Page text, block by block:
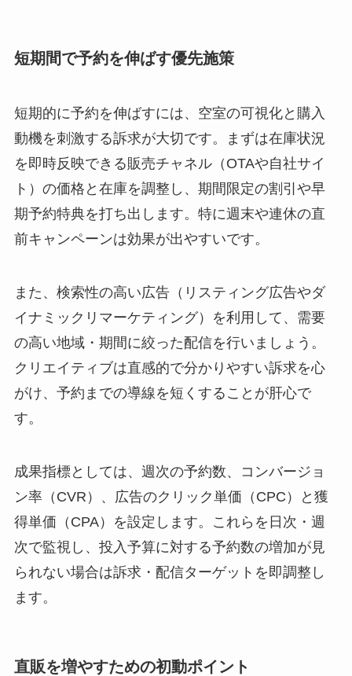
短期間で予約を伸ばす優先施策
短期的に予約を伸ばすには、空室の可視化と購入
動機を刺激する訴求が大切です。まずは在庫状況
を即時反映できる販売チャネル（OTAや自社サイ
ト）の価格と在庫を調整し、期間限定の割引や早
期予約特典を打ち出します。特に週末や連休の直
前キャンペーンは効果が出やすいです。
また、検索性の高い広告（リスティング広告やダ
イナミックリマーケティング）を利用して、需要
の高い地域・期間に絞った配信を行いましょう。
クリエイティブは直感的で分かりやすい訴求を心
がけ、予約までの導線を短くすることが肝心で
す。
成果指標としては、週次の予約数、コンバージョ
ン率（CVR）、広告のクリック単価（CPC）と獲
得単価（CPA）を設定します。これらを日次・週
次で監視し、投入予算に対する予約数の増加が見
られない場合は訴求・配信ターゲットを即調整し
ます。
直販を増やすための初動ポイント